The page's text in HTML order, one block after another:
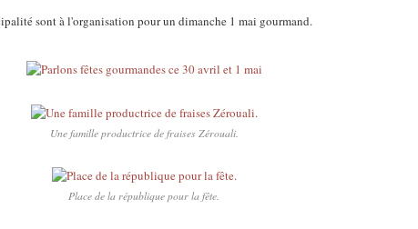
sont à l'organisation pour un dimanche 1 mai gourmand.
Une famille productrice de fraises Zérouali.
Place de la république pour la fête.